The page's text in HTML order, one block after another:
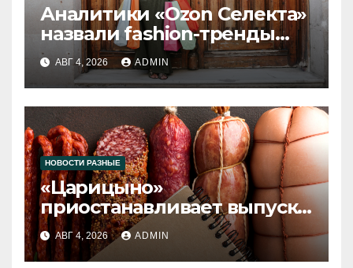
Аналитики «Ozon Селекта»
назвали fashion-тренды
2026 года
АВГ 4, 2026 ADMIN
НОВОСТИ РАЗНЫЕ
«Царицыно»
приостанавливает выпуск
продукции
АВГ 4, 2026 ADMIN